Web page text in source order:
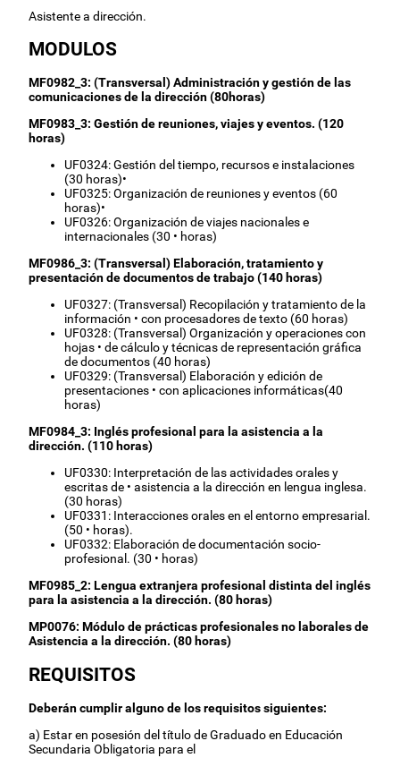
Asistente a dirección.
MODULOS
MF0982_3: (Transversal) Administración y gestión de las
comunicaciones de la dirección (80horas)
MF0983_3: Gestión de reuniones, viajes y eventos. (120
horas)
UF0324: Gestión del tiempo, recursos e instalaciones
(30 horas)•
UF0325: Organización de reuniones y eventos (60
horas)•
UF0326: Organización de viajes nacionales e
internacionales (30 • horas)
MF0986_3: (Transversal) Elaboración, tratamiento y
presentación de documentos de trabajo (140 horas)
UF0327: (Transversal) Recopilación y tratamiento de la
información • con procesadores de texto (60 horas)
UF0328: (Transversal) Organización y operaciones con
hojas • de cálculo y técnicas de representación gráfica
de documentos (40 horas)
UF0329: (Transversal) Elaboración y edición de
presentaciones • con aplicaciones informáticas(40
horas)
MF0984_3: Inglés profesional para la asistencia a la
dirección. (110 horas)
UF0330: Interpretación de las actividades orales y
escritas de • asistencia a la dirección en lengua inglesa.
(30 horas)
UF0331: Interacciones orales en el entorno empresarial.
(50 • horas).
UF0332: Elaboración de documentación socio-
profesional. (30 • horas)
MF0985_2: Lengua extranjera profesional distinta del inglés
para la asistencia a la dirección. (80 horas)
MP0076: Módulo de prácticas profesionales no laborales de
Asistencia a la dirección. (80 horas)
REQUISITOS
Deberán cumplir alguno de los requisitos siguientes:
a) Estar en posesión del título de Graduado en Educación
Secundaria Obligatoria para el